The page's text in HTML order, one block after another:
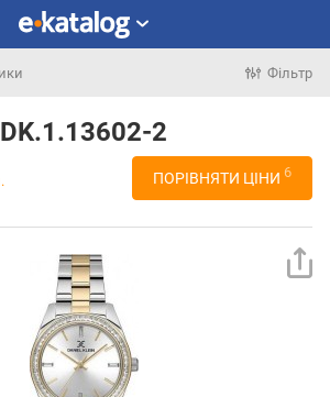
Фільтр
2
ПОРІВНЯТИ ЦІНИ 6